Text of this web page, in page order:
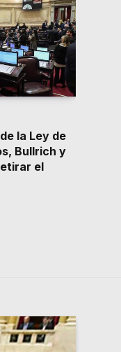
la Ley de
Bullrich y
el